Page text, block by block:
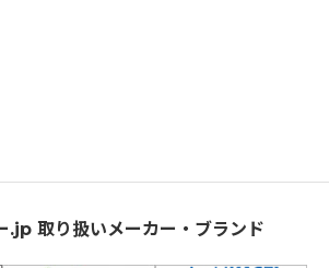
.jp 取り扱いメーカー・ブランド